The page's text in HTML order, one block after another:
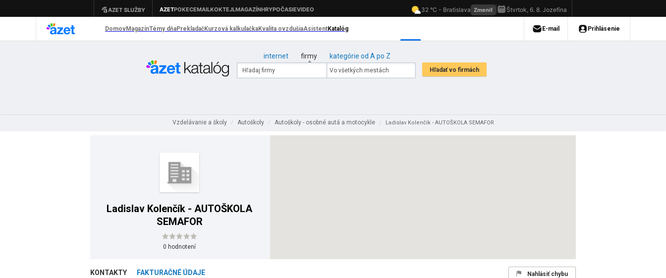
internet firmy kategórie od A po Z
Vzdelávanie a školy / Autoškoly / Autoškoly - osobné autá a motocykle / Ladislav Kolenčík - AUTOŠKOLA SEMAFOR
Ladislav Kolenčík - AUTOŠKOLA
SEMAFOR
0 hodnotení
KONTAKTY FAKTURAČNÉ ÚDAJE Nahlásiť chybu